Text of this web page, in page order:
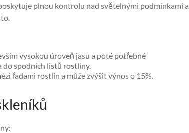
plnou kontrolu nad světelnými podmínkami a
vysokou úroveň jasu a poté potřebné
do spodních listů rostliny.
řadami rostlin a může zvýšit výnos o 15%.